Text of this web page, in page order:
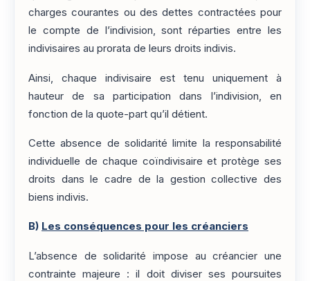
charges courantes ou des dettes contractées pour
le compte de l’indivision, sont réparties entre les
indivisaires au prorata de leurs droits indivis.
Ainsi, chaque indivisaire est tenu uniquement à
hauteur de sa participation dans l’indivision, en
fonction de la quote-part qu’il détient.
Cette absence de solidarité limite la responsabilité
individuelle de chaque coïndivisaire et protège ses
droits dans le cadre de la gestion collective des
biens indivis.
B) Les conséquences pour les créanciers
L’absence de solidarité impose au créancier une
contrainte majeure : il doit diviser ses poursuites